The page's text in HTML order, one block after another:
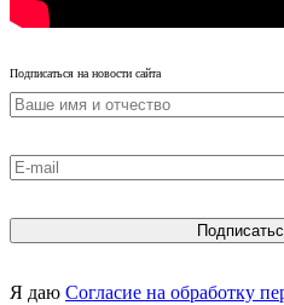
Подписаться на новости сайта
Я даю Согласие на обработку